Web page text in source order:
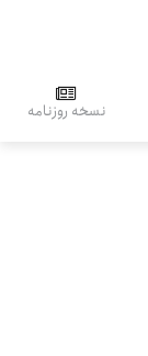
نسخه روزنامه